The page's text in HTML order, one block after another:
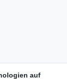
auf